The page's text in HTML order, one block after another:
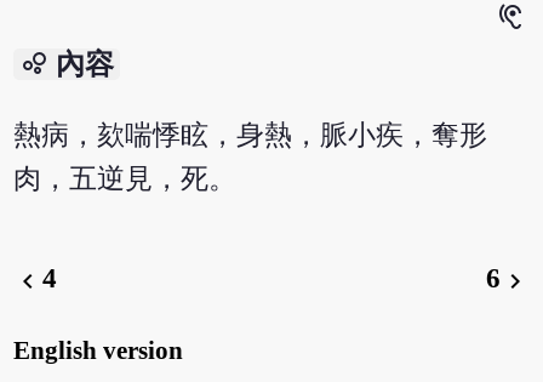
hearing
bubble_chart 內容
熱病，欬喘悸眩，身熱，脈小疾，奪形
肉，五逆見，死。
chevron_left4 6 chevron_right
English version